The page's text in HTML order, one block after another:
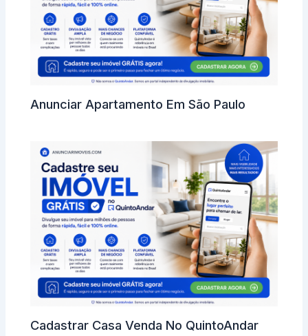
Anunciar Apartamento Em São Paulo
Cadastrar Casa Venda No QuintoAndar